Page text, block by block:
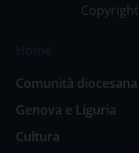
Comunità diocesana
Genova e Liguria
Cultura